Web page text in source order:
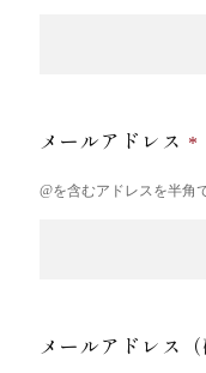
メールアドレス
@を含むアドレスを半角
メールアドレス（